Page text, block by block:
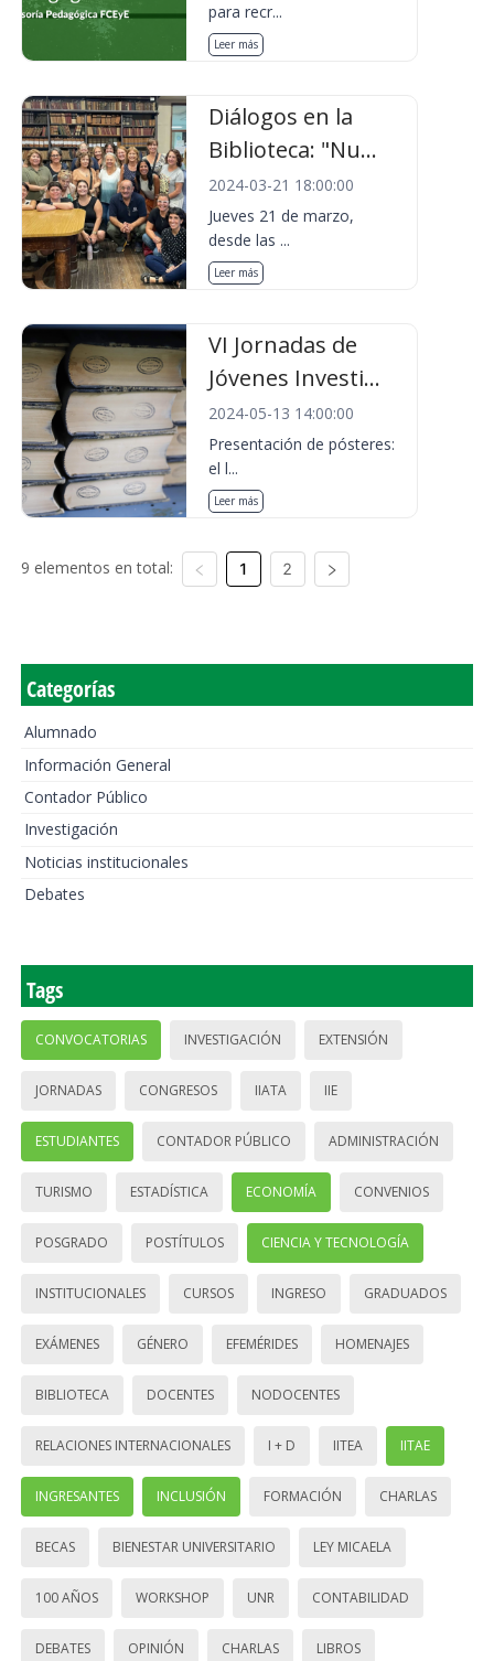
para recr...
Leer más
Diálogos en la
Biblioteca: "Nu...
2024-03-21 18:00:00
Jueves 21 de marzo,
desde las ...
Leer más
VI Jornadas de
Jóvenes Investi...
2024-05-13 14:00:00
Presentación de pósteres:
el l...
Leer más
9 elementos en total: 1 2
Categorías
Alumnado
Información General
Contador Público
Investigación
Noticias institucionales
Debates
Tags
CONVOCATORIAS INVESTIGACIÓN EXTENSIÓN
JORNADAS CONGRESOS IIATA IIE
ESTUDIANTES CONTADOR PÚBLICO ADMINISTRACIÓN
TURISMO ESTADÍSTICA ECONOMÍA CONVENIOS
POSGRADO POSTÍTULOS CIENCIA Y TECNOLOGÍA
INSTITUCIONALES CURSOS INGRESO GRADUADOS
EXÁMENES GÉNERO EFEMÉRIDES HOMENAJES
BIBLIOTECA DOCENTES NODOCENTES
RELACIONES INTERNACIONALES I + D IITEA IITAE
INGRESANTES INCLUSIÓN FORMACIÓN CHARLAS
BECAS BIENESTAR UNIVERSITARIO LEY MICAELA
100 AÑOS WORKSHOP UNR CONTABILIDAD
DEBATES OPINIÓN CHARLAS LIBROS